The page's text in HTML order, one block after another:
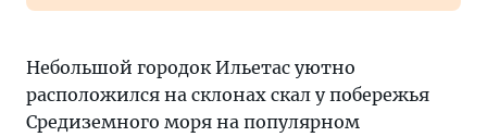
Небольшой городок Ильетас уютно
расположился на склонах скал у побережья
Средиземного моря на популярном